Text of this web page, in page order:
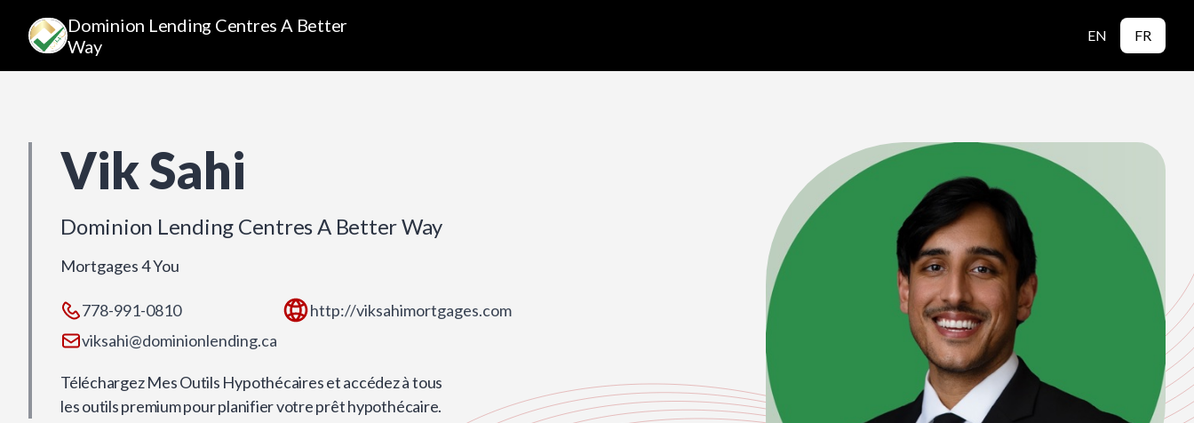
Dominion Lending Centres A Better
Way
EN FR
Vik Sahi
Dominion Lending Centres A Better Way
Mortgages 4 You
778-991-0810
viksahi@dominionlending.ca
http://viksahimortgages.com
Téléchargez Mes Outils Hypothécaires et accédez à tous
les outils premium pour planifier votre prêt hypothécaire.